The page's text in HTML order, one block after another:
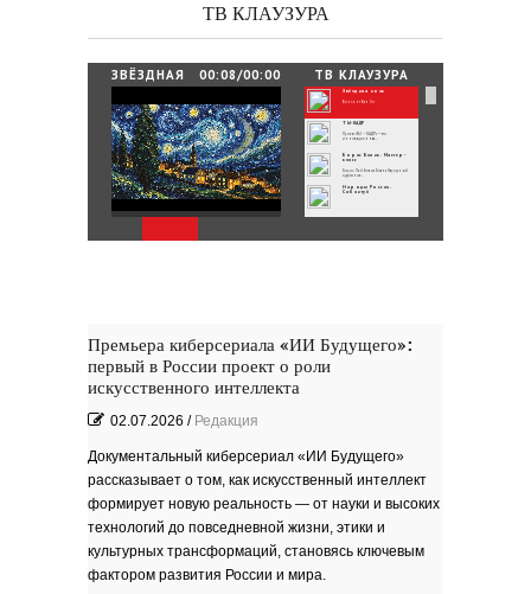
День Победы! Посёлок Гидростроитель. 2026 год
25.06.2026 ByРедакция
Зелёные мемориалы памяти и славы
ТВ КЛАУЗУРА
Звёздная ночь
Винсент Ван Гог
ТЫ-КАДР
Проект «ТЫ – КАДР» — это
инновационная...
Борис Бланк. Мастер-
класс
Борис Лейбович Бланк Народный
художник...
Народы России.
Сабантуй
Народы России
РИНА ЗЕЛЕНАЯ
В основе фильма - работа русского
писателя Василия...
Пища богов - стихи
Омский писатель на
Первом городском
ТВ КЛАУЗУРА
ЗВЁЗДНАЯ
00:08/00:00
Премьера киберсериала «ИИ Будущего»:
первый в России проект о роли
искусственного интеллекта
02.07.2026 / Редакция
Документальный киберсериал «ИИ Будущего»
рассказывает о том, как искусственный интеллект
формирует новую реальность — от науки и высоких
технологий до повседневной жизни, этики и
культурных трансформаций, становясь ключевым
фактором развития России и мира.